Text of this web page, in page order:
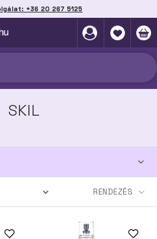
+36 20 267 5125
SKIL